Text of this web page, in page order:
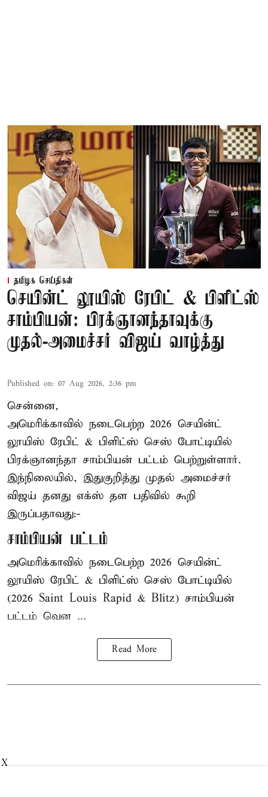
தமிழக செய்திகள்
செயின்ட் லூயிஸ் ரேபிட் & பிளிட்ஸ்
சாம்பியன்: பிரக்ஞானந்தாவுக்கு
முதல்-அமைச்சர் விஜய் வாழ்த்து
Published on: 07 Aug 2026, 2:36 pm
சென்னை,
அமெரிக்காவில் நடைபெற்ற 2026 செயின்ட்
லூயிஸ் ரேபிட் & பிளிட்ஸ் செஸ் போட்டியில்
பிரக்ஞானந்தா சாம்பியன் பட்டம் பெற்றுள்ளார்.
இந்நிலையில், இதுகுறித்து முதல் அமைச்சர்
விஜய் தனது எக்ஸ் தள பதிவில் கூறி
இருப்பதாவது:-
சாம்பியன் பட்டம்
அமெரிக்காவில் நடைபெற்ற 2026 செயின்ட்
லூயிஸ் ரேபிட் & பிளிட்ஸ் செஸ் போட்டியில்
(2026 Saint Louis Rapid & Blitz) சாம்பியன்
பட்டம் வென ...
Read More
X